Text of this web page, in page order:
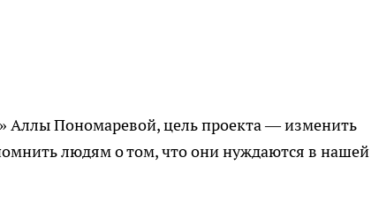
Аллы Пономаревой, цель проекта — изменить
людям о том, что они нуждаются в нашей